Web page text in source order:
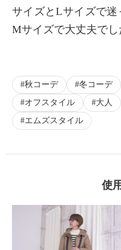
サイズとLサイズで
Mサイズで大丈夫でし
秋コーデ 冬コーデ
オフスタイル
大人
エムズスタイル
使